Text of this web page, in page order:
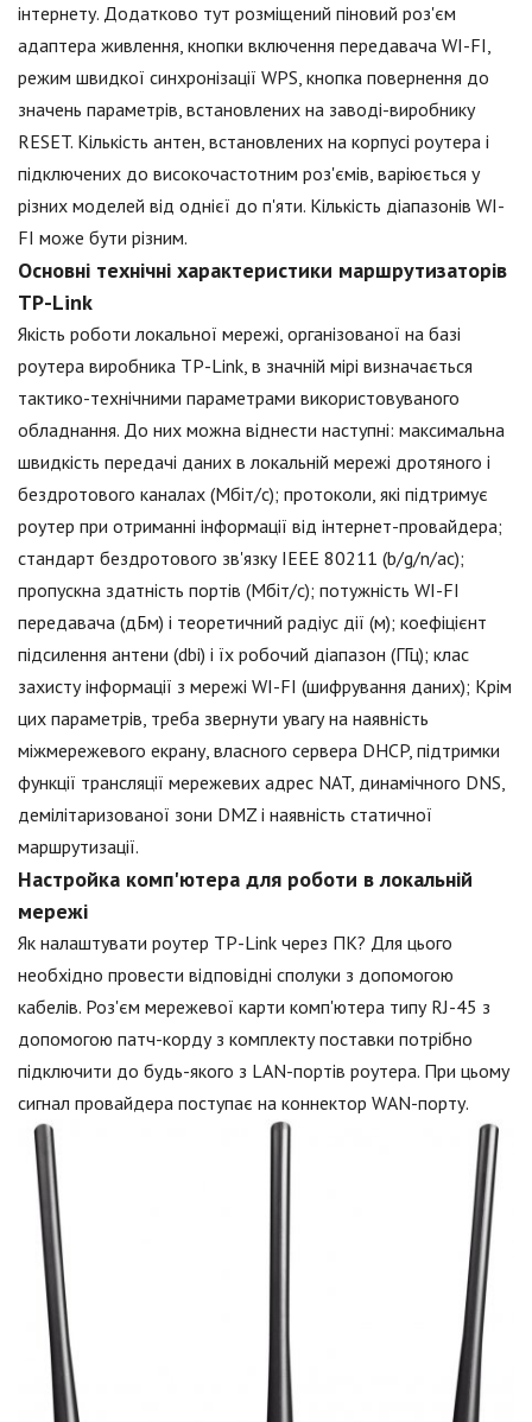
інтернету. Додатково тут розміщений піновий роз'єм
адаптера живлення, кнопки включення передавача WI-FI,
режим швидкої синхронізації WPS, кнопка повернення до
значень параметрів, встановлених на заводі-виробнику
RESET. Кількість антен, встановлених на корпусі роутера і
підключених до високочастотним роз'ємів, варіюється у
різних моделей від однієї до п'яти. Кількість діапазонів WI-
FI може бути різним.
Основні технічні характеристики маршрутизаторів
TP-Link
Якість роботи локальної мережі, організованої на базі
роутера виробника TP-Link, в значній мірі визначається
тактико-технічними параметрами використовуваного
обладнання. До них можна віднести наступні: максимальна
швидкість передачі даних в локальній мережі дротяного і
бездротового каналах (Мбіт/с); протоколи, які підтримує
роутер при отриманні інформації від інтернет-провайдера;
стандарт бездротового зв'язку IEEE 80211 (b/g/n/ac);
пропускна здатність портів (Мбіт/с); потужність WI-FI
передавача (дБм) і теоретичний радіус дії (м); коефіцієнт
підсилення антени (dbi) і їх робочий діапазон (ГГц); клас
захисту інформації з мережі WI-FI (шифрування даних); Крім
цих параметрів, треба звернути увагу на наявність
міжмережевого екрану, власного сервера DHCP, підтримки
функції трансляції мережевих адрес NAT, динамічного DNS,
демілітаризованої зони DMZ і наявність статичної
маршрутизації.
Настройка комп'ютера для роботи в локальній
мережі
Як налаштувати роутер TP-Link через ПК? Для цього
необхідно провести відповідні сполуки з допомогою
кабелів. Роз'єм мережевої карти комп'ютера типу RJ-45 з
допомогою патч-корду з комплекту поставки потрібно
підключити до будь-якого з LAN-портів роутера. При цьому
сигнал провайдера поступає на коннектор WAN-порту.